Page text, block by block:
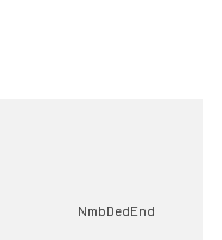
NmbDedEnd